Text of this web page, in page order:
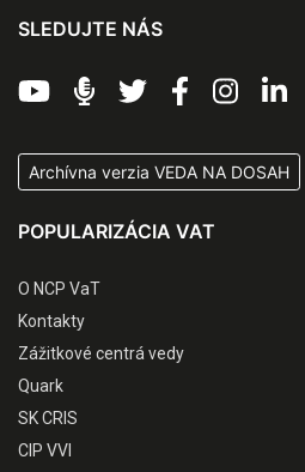
SLEDUJTE NÁS
Archívna verzia VEDA NA DOSAH
POPULARIZÁCIA VAT
O NCP VaT
Kontakty
Zážitkové centrá vedy
Quark
SK CRIS
CIP VVI